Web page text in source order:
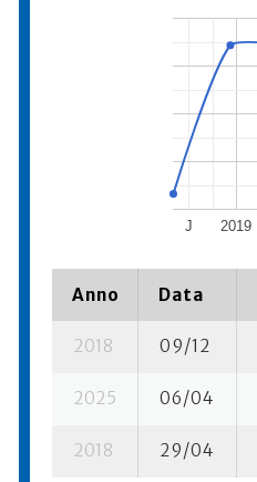
2019
J
Anno Data
2018 09/12
2025 06/04
2018 29/04